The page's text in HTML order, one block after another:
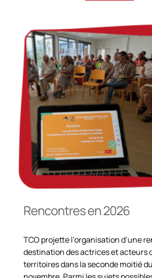
Rencontres en 2026
TCO projette l’organisation d’une
destination des actrices et acteurs
territoires dans la seconde moitié